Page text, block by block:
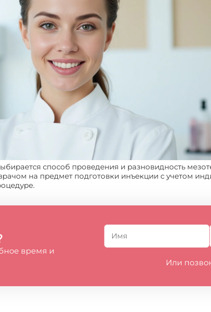
способ проведения и разновидность
на предмет подготовки инъекции с учетом
время и
Или